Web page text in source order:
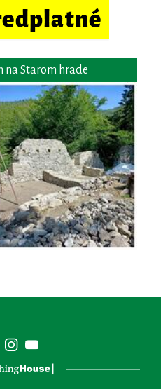
na Starom hrade